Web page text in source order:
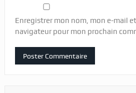
Enregistrer mon nom, mon e-mail
navigateur pour mon prochain